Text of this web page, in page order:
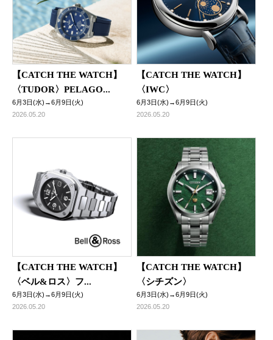
【CATCH THE WATCH】
〈TUDOR〉PELAGO...
6月3日(水)→6月9日(火)
2026.05.20
【CATCH THE WATCH】
〈IWC〉
6月3日(水)→6月9日(火)
2026.05.20
【CATCH THE WATCH】
〈ベル&ロス〉フ...
6月3日(水)→6月9日(火)
2026.05.20
【CATCH THE WATCH】
〈シチズン〉
6月3日(水)→6月9日(火)
2026.05.20